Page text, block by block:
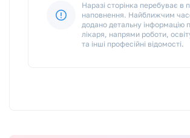
Наразі сторінка перебуває в
наповнення. Найближчим
додано детальну інформацію
лікаря, напрями роботи,
та інші професійні відомості.